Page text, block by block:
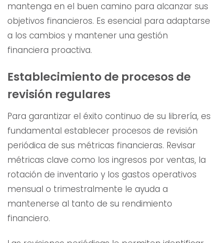
mantenga en el buen camino para alcanzar sus
objetivos financieros. Es esencial para adaptarse
a los cambios y mantener una gestión
financiera proactiva.
Establecimiento de procesos de
revisión regulares
Para garantizar el éxito continuo de su librería, es
fundamental establecer procesos de revisión
periódica de sus métricas financieras. Revisar
métricas clave como los ingresos por ventas, la
rotación de inventario y los gastos operativos
mensual o trimestralmente le ayuda a
mantenerse al tanto de su rendimiento
financiero.